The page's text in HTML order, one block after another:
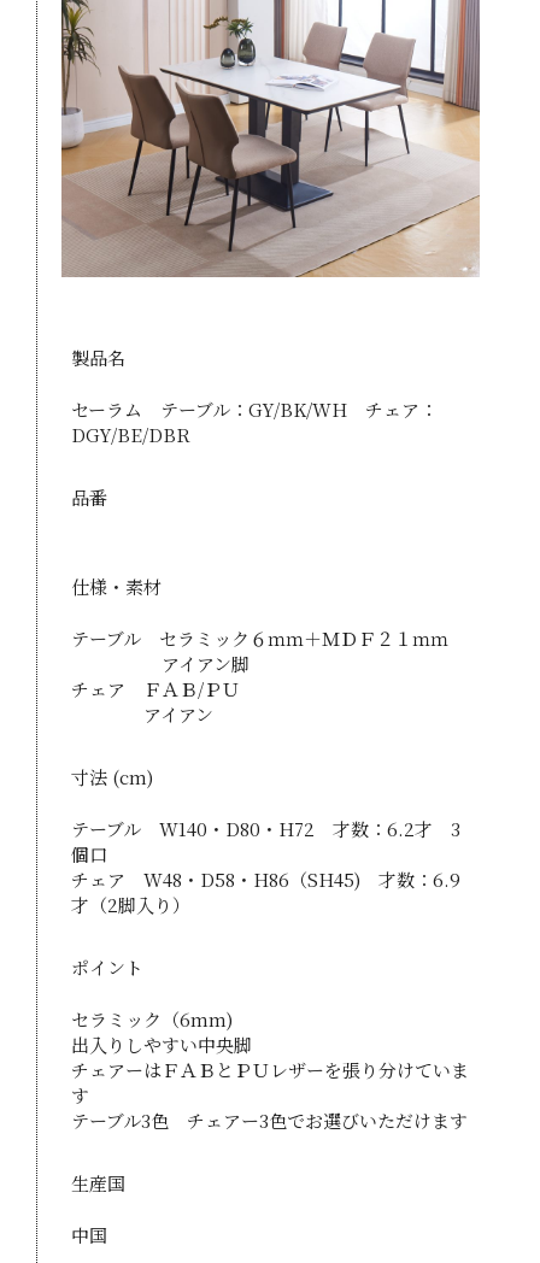
製品名
セーラム テーブル：GY/BK/WH チェア：
DGY/BE/DBR
品番
仕様・素材
テーブル セラミック６ｍｍ＋ＭＤＦ２１ｍｍ
アイアン脚
チェア ＦＡＢ/ＰＵ
アイアン
寸法 (cm)
テーブル W140・D80・H72 才数：6.2才 3
個口
チェア W48・D58・H86（SH45) 才数：6.9
才（2脚入り）
ポイント
セラミック（6mm)
出入りしやすい中央脚
チェアーはＦＡＢとＰＵレザーを張り分けていま
す
テーブル3色 チェアー3色でお選びいただけます
生産国
中国